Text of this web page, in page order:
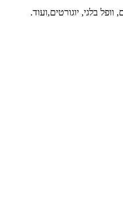
בלגי, יוגורטים,ועוד.